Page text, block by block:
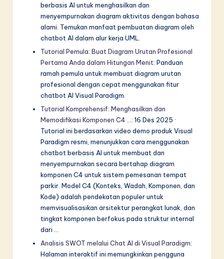
berbasis AI untuk menghasilkan dan
menyempurnakan diagram aktivitas dengan bahasa
alami. Temukan manfaat pembuatan diagram oleh
chatbot AI dalam alur kerja UML.
Tutorial Pemula: Buat Diagram Urutan Profesional
Pertama Anda dalam Hitungan Menit: Panduan
ramah pemula untuk membuat diagram urutan
profesional dengan cepat menggunakan fitur
chatbot AI Visual Paradigm.
Tutorial Komprehensif: Menghasilkan dan
Memodifikasi Komponen C4 … : 16 Des 2025 ·
Tutorial ini berdasarkan video demo produk Visual
Paradigm resmi, menunjukkan cara menggunakan
chatbot berbasis AI untuk membuat dan
menyempurnakan secara bertahap diagram
komponen C4 untuk sistem pemesanan tempat
parkir. Model C4 (Konteks, Wadah, Komponen, dan
Kode) adalah pendekatan populer untuk
memvisualisasikan arsitektur perangkat lunak, dan
tingkat komponen berfokus pada struktur internal
dari …
Analisis SWOT melalui Chat AI di Visual Paradigm:
Halaman interaktif ini memungkinkan pengguna